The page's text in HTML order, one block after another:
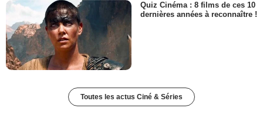
Quiz Cinéma : 8 films de ces 10
dernières années à reconnaître !
Toutes les actus Ciné & Séries